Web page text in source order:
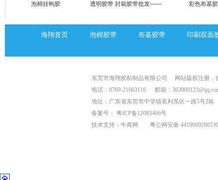
泡棉挂钩胶
透明胶带 封箱胶带批发——
彩色布基
海翔首页 泡棉胶带 布基胶带 印刷双面
东莞市海翔胶粘制品有限公司
网站版权注册，
电话：0769-21663116
邮箱：
地址：广东省东莞市中堂镇蕉利东区一路5号2栋
备案号： 粤ICP备12083466号
技术支持： 牛商网 粤公网安备